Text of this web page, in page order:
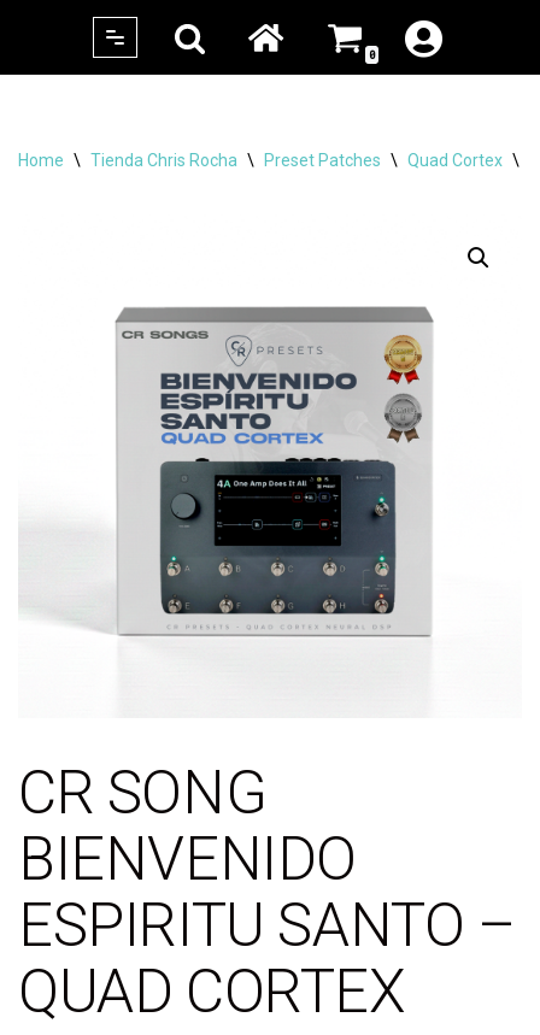
0
Home \ Tienda Chris Rocha \ Preset Patches \ Quad Cortex \
CR SONG
BIENVENIDO
ESPIRITU SANTO –
QUAD CORTEX